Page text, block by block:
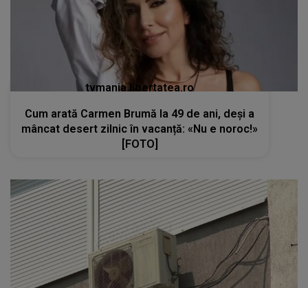
tvmania.libertatea.ro
Cum arată Carmen Brumă la 49 de ani, deși a
mâncat desert zilnic în vacanță: «Nu e noroc!»
[FOTO]